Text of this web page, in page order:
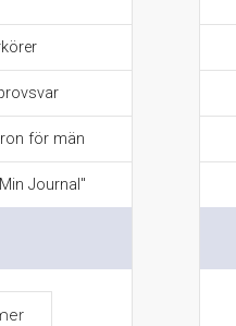
för män
Journal"